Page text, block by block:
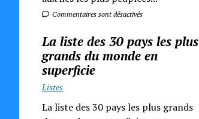
Commentaires sont désactivés
La liste des 30 pays les plus
grands du monde en
superficie
Listes
La liste des 30 pays les plus grands